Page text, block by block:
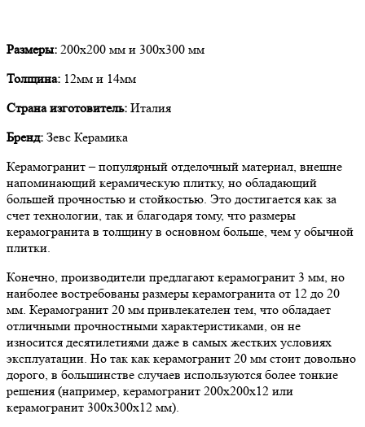
Размеры: 200х200 мм и 300х300 мм
Толщина: 12мм и 14мм
Страна изготовитель: Италия
Бренд: Зевс Керамика
Керамогранит – популярный отделочный материал, внешне
напоминающий керамическую плитку, но обладающий
большей прочностью и стойкостью. Это достигается как за
счет технологии, так и благодаря тому, что размеры
керамогранита в толщину в основном больше, чем у обычной
плитки.
Конечно, производители предлагают керамогранит 3 мм, но
наиболее востребованы размеры керамогранита от 12 до 20
мм. Керамогранит 20 мм привлекателен тем, что обладает
отличными прочностными характеристиками, он не
износится десятилетиями даже в самых жестких условиях
эксплуатации. Но так как керамогранит 20 мм стоит довольно
дорого, в большинстве случаев используются более тонкие
решения (например, керамогранит 200х200х12 или
керамогранит 300х300х12 мм).